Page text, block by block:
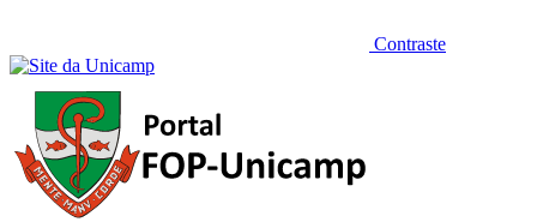
Contraste